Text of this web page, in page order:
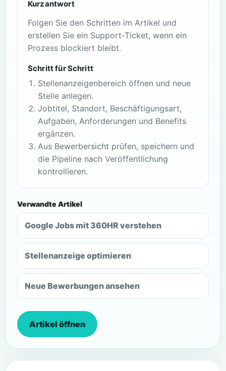
Kurzantwort
Folgen Sie den Schritten im Artikel und
erstellen Sie ein Support-Ticket, wenn ein
Prozess blockiert bleibt.
Schritt für Schritt
Stellenanzeigenbereich öffnen und neue
Stelle anlegen.
Jobtitel, Standort, Beschäftigungsart,
Aufgaben, Anforderungen und Benefits
ergänzen.
Aus Bewerbersicht prüfen, speichern und
die Pipeline nach Veröffentlichung
kontrollieren.
Verwandte Artikel
Google Jobs mit 360HR verstehen
Stellenanzeige optimieren
Neue Bewerbungen ansehen
Artikel öffnen